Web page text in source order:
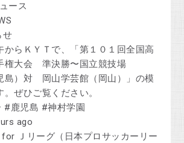
ース
せ
からＫＹＴで、「第１０１回全国高
権大会 準決勝〜国立競技場
島）対 岡山学芸館（岡山）」の模
ぜひご覧ください。
#鹿児島 #神村学園
ago
Ｊリーグ（日本プロサッカーリー